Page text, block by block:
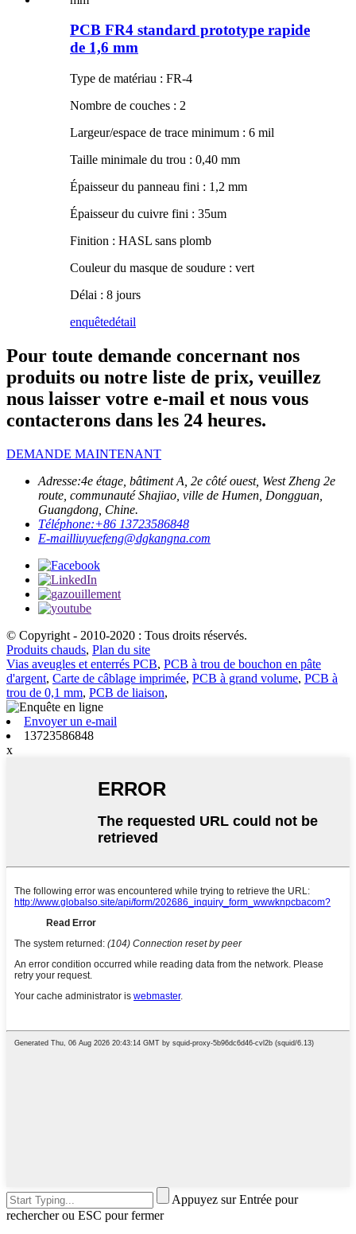
PCB FR4 standard prototype rapide
de 1,6 mm
Type de matériau : FR-4
Nombre de couches : 2
Largeur/espace de trace minimum : 6 mil
Taille minimale du trou : 0,40 mm
Épaisseur du panneau fini : 1,2 mm
Épaisseur du cuivre fini : 35um
Finition : HASL sans plomb
Couleur du masque de soudure : vert
Délai : 8 jours
enquêtedétail
Pour toute demande concernant nos
produits ou notre liste de prix, veuillez
nous laisser votre e-mail et nous vous
contacterons dans les 24 heures.
DEMANDE MAINTENANT
Adresse:4e étage, bâtiment A, 2e côté ouest, West Zheng 2e
route, communauté Shajiao, ville de Humen, Dongguan,
Guangdong, Chine.
Téléphone:+86 13723586848
E-mailliuyuefeng@dgkangna.com
© Copyright - 2010-2020 : Tous droits réservés.
Produits chauds, Plan du site
Vias aveugles et enterrés PCB, PCB à trou de bouchon en pâte
d'argent, Carte de câblage imprimée, PCB à grand volume, PCB à
trou de 0,1 mm, PCB de liaison,
Envoyer un e-mail
13723586848
x
Appuyez sur Entrée pour
rechercher ou ESC pour fermer